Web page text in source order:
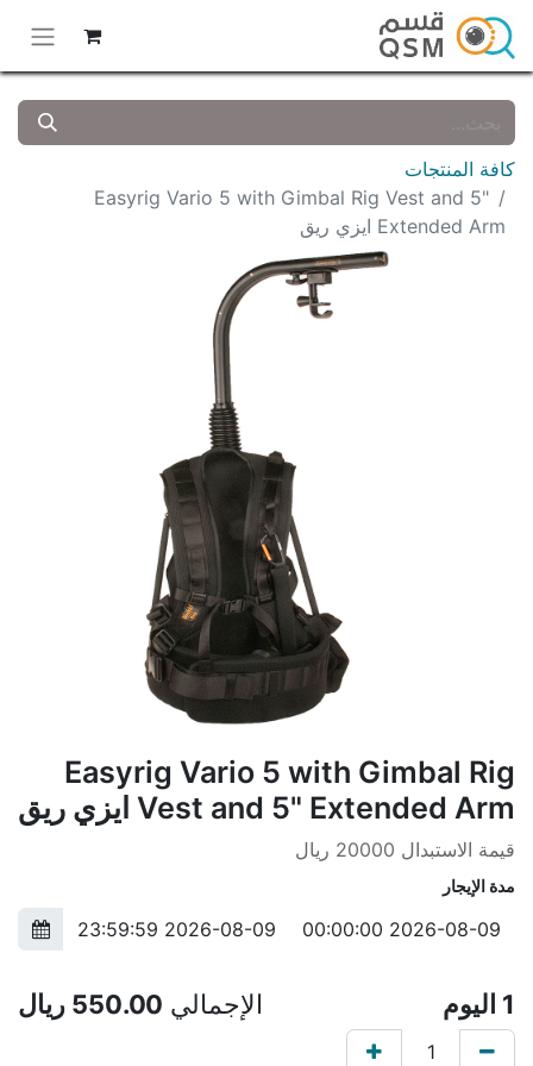
كافة المنتجات
Easyrig Vario 5 with Gimbal Rig Vest and 5"
Extended Arm ايزي ريق
Easyrig Vario 5 with Gimbal Rig
Vest and 5" Extended Arm ايزي ريق
قيمة الاستبدال 20000 ريال
مدة الإيجار
1 اليوم الإجمالي 550.00 ريال